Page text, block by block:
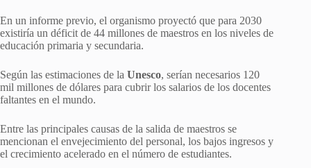
En un informe previo, el organismo proyectó que para 2030
existiría un déficit de 44 millones de maestros en los niveles de
educación primaria y secundaria.
Según las estimaciones de la Unesco, serían necesarios 120
mil millones de dólares para cubrir los salarios de los docentes
faltantes en el mundo.
Entre las principales causas de la salida de maestros se
mencionan el envejecimiento del personal, los bajos ingresos y
el crecimiento acelerado en el número de estudiantes.